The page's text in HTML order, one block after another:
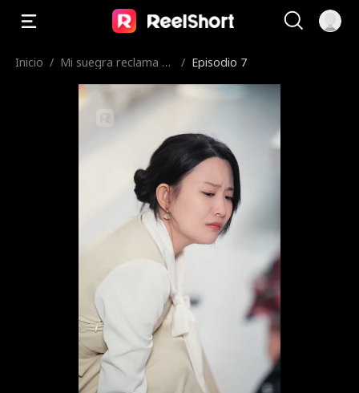
Inicio / Mi suegra reclama mi
/ Episodio 7